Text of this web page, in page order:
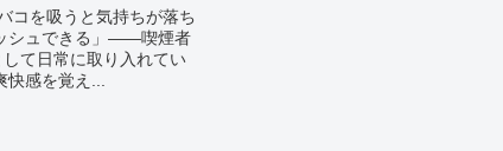
コを吸うと気持ちが落ち
シュできる」——喫煙者
て日常に取り入れてい
感を覚え...